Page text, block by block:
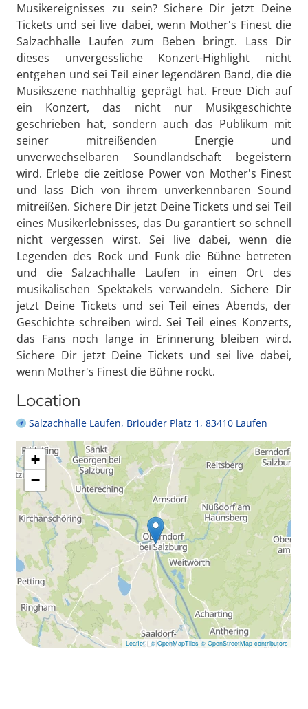
Musikereignisses zu sein? Sichere Dir jetzt Deine
Tickets und sei live dabei, wenn Mother's Finest die
Salzachhalle Laufen zum Beben bringt. Lass Dir
dieses unvergessliche Konzert-Highlight nicht
entgehen und sei Teil einer legendären Band, die die
Musikszene nachhaltig geprägt hat. Freue Dich auf
ein Konzert, das nicht nur Musikgeschichte
geschrieben hat, sondern auch das Publikum mit
seiner mitreißenden Energie und
unverwechselbaren Soundlandschaft begeistern
wird. Erlebe die zeitlose Power von Mother's Finest
und lass Dich von ihrem unverkennbaren Sound
mitreißen. Sichere Dir jetzt Deine Tickets und sei Teil
eines Musikerlebnisses, das Du garantiert so schnell
nicht vergessen wirst. Sei live dabei, wenn die
Legenden des Rock und Funk die Bühne betreten
und die Salzachhalle Laufen in einen Ort des
musikalischen Spektakels verwandeln. Sichere Dir
jetzt Deine Tickets und sei Teil eines Abends, der
Geschichte schreiben wird. Sei Teil eines Konzerts,
das Fans noch lange in Erinnerung bleiben wird.
Sichere Dir jetzt Deine Tickets und sei live dabei,
wenn Mother's Finest die Bühne rockt.
Location
Salzachhalle Laufen, Briouder Platz 1, 83410 Laufen
+
−
Leaflet | © OpenMapTiles © OpenStreetMap contributors